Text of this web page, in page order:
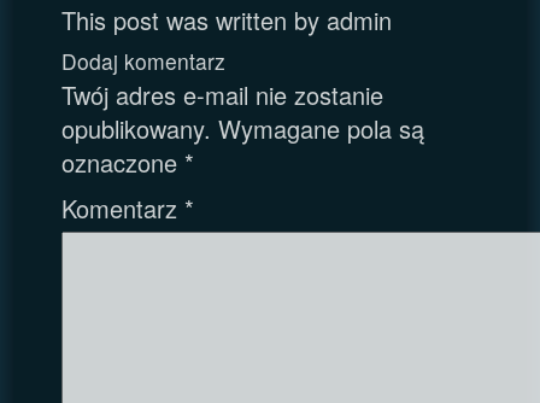
This post was written by admin
Dodaj komentarz
Twój adres e-mail nie zostanie
opublikowany. Wymagane pola są
oznaczone *
Komentarz *